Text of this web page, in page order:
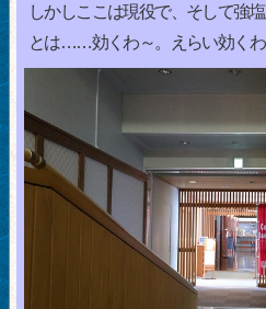
しかしここは現役で、そして強
とは……効くわ～。えらい効くわ